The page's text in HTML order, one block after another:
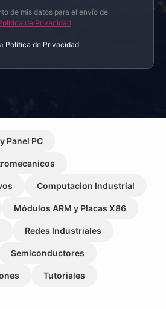
de mis datos para el envío de
de Privacidad.
Política de Privacidad
Panel PC
Computacion Industrial
Módulos ARM y Placas X86
Redes Industriales
Semiconductores
Tutoriales